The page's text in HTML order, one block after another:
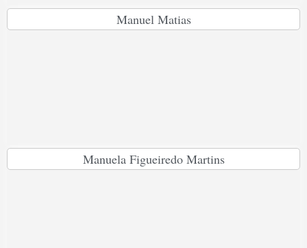
Manuel Matias
Manuela Figueiredo Martins